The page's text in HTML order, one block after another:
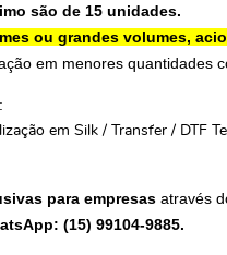
são de 15 unidades.
ou grandes volumes,
em menores
:
em Silk / Transfer / DTF
para empresas através
(15) 99104-9885.